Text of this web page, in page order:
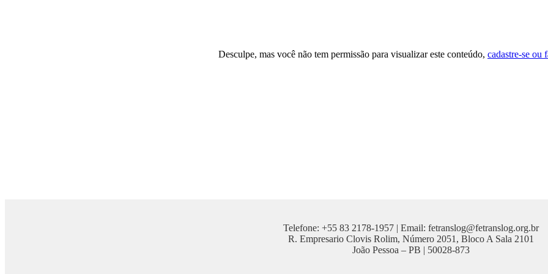
Desculpe, mas você não tem permissão para visualizar este conteúdo, cadastre-se ou
Telefone: +55 83 2178-1957 | Email: fetranslog@fetranslog.org.br
R. Empresario Clovis Rolim, Número 2051, Bloco A Sala 2101
João Pessoa – PB | 50028-873